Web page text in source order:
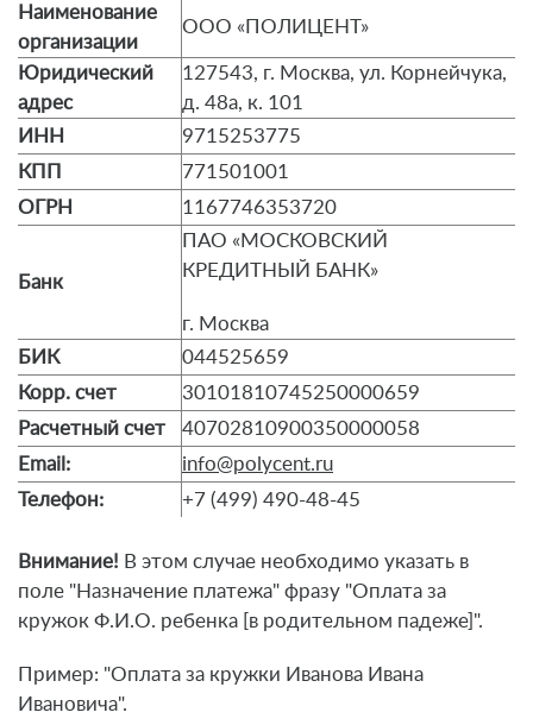
Наименование
организации
ООО «ПОЛИЦЕНТ»
Юридический
адрес
127543, г. Москва, ул. Корнейчука,
д. 48а, к. 101
ИНН
9715253775
КПП
771501001
ОГРН
1167746353720
Банк
ПАО «МОСКОВСКИЙ
КРЕДИТНЫЙ БАНК»
г. Москва
БИК
044525659
Корр. счет
30101810745250000659
Расчетный счет
40702810900350000058
Email:
info@polycent.ru
Телефон:
+7 (499) 490-48-45
Внимание! В этом случае необходимо указать в
поле "Назначение платежа" фразу "Оплата за
кружок Ф.И.О. ребенка [в родительном падеже]".
Пример: "Оплата за кружки Иванова Ивана
Ивановича".